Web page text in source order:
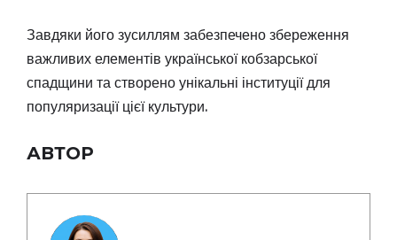
Завдяки його зусиллям забезпечено збереження
важливих елементів української кобзарської
спадщини та створено унікальні інституції для
популяризації цієї культури.
АВТОР